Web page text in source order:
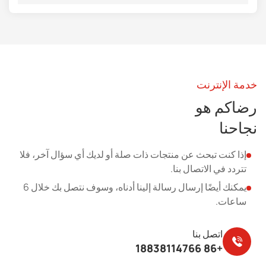
خدمة الإنترنت
رضاكم هو
نجاحنا
إذا كنت تبحث عن منتجات ذات صلة أو لديك أي سؤال آخر، فلا
تتردد في الاتصال بنا.
يمكنك أيضًا إرسال رسالة إلينا أدناه، وسوف نتصل بك خلال 6
ساعات.
اتصل بنا
+86 18838114766